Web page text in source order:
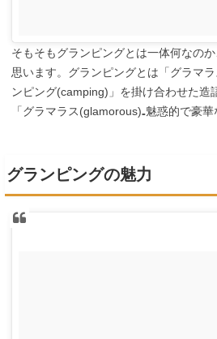
そもそもグランピングとは一体何なの
思います。グランピングとは「グラマ
ンピング(camping)」を掛け合わせた造
「グラマラス(glamorous)₌魅惑的で豪
グランピングの魅力